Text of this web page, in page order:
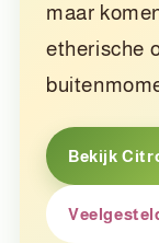
maar
etherische
Bekijk